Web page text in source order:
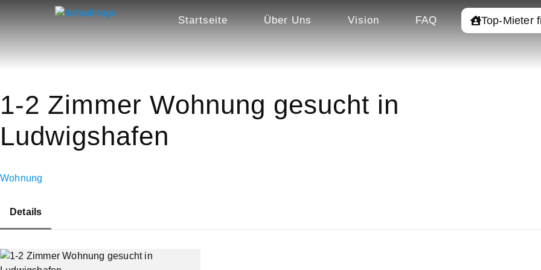
Startseite Über Uns Vision FAQ Top-Mieter
1-2 Zimmer Wohnung gesucht in
Ludwigshafen
Wohnung
Details